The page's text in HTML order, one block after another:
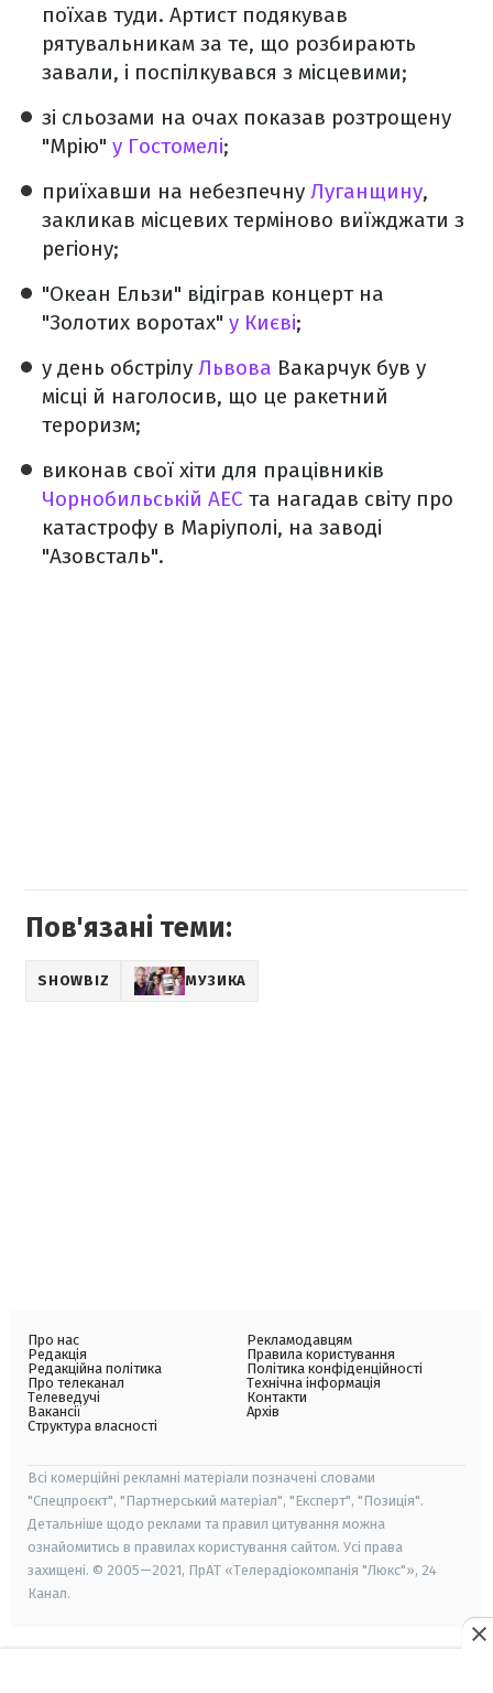
поїхав туди. Артист подякував
рятувальникам за те, що розбирають
завали, і поспілкувався з місцевими;
зі сльозами на очах показав розтрощену
"Мрію" у Гостомелі;
приїхавши на небезпечну Луганщину,
закликав місцевих терміново виїжджати з
регіону;
"Океан Ельзи" відіграв концерт на
"Золотих воротах" у Києві;
у день обстрілу Львова Вакарчук був у
місці й наголосив, що це ракетний
тероризм;
виконав свої хіти для працівників
Чорнобильській АЕС та нагадав світу про
катастрофу в Маріуполі, на заводі
"Азовсталь".
Пов'язані теми:
SHOWBIZ МУЗИКА
Про нас
Редакція
Редакційна політика
Про телеканал
Телеведучі
Вакансії
Структура власності
Рекламодавцям
Правила користування
Політика конфіденційності
Технічна інформація
Контакти
Архів
Всі комерційні рекламні матеріали позначені словами
"Спецпроєкт", "Партнерський матеріал", "Експерт", "Позиція".
Детальніше щодо реклами та правил цитування можна
ознайомитись в правилах користування сайтом. Усі права
захищені. © 2005—2021, ПрАТ «Телерадіокомпанія "Люкс"», 24
Канал.